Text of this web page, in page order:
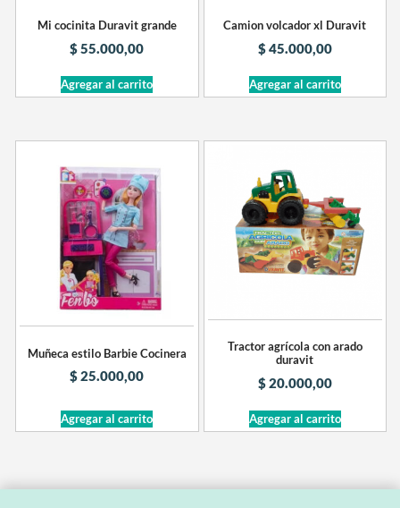
Mi cocinita Duravit grande
$55.000,00
Agregar al carrito
Camion volcador xl Duravit
$45.000,00
Agregar al carrito
Muñeca estilo Barbie Cocinera
$25.000,00
Agregar al carrito
Tractor agrícola con arado
duravit
$20.000,00
Agregar al carrito